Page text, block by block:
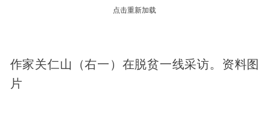
点击重新加载
作家关仁山（右一）在脱贫一线采访。资料图
片